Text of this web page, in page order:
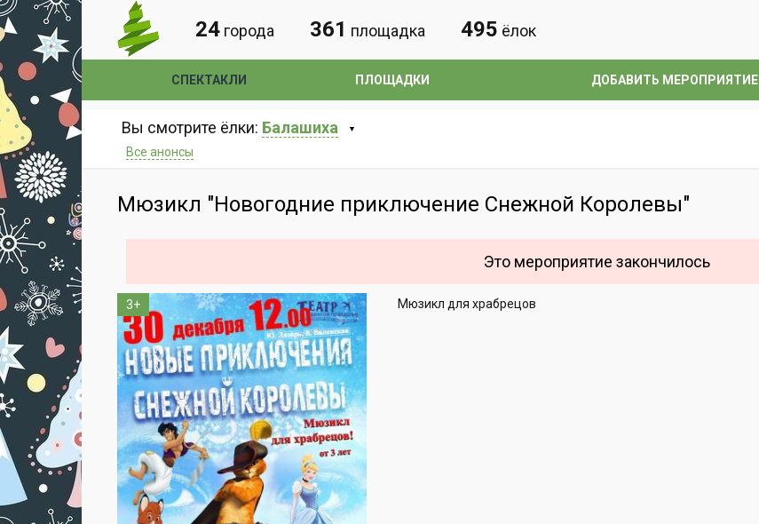
24 города 361 площадка 495 ёлок
СПЕКТАКЛИ ПЛОЩАДКИ ДОБАВИТЬ МЕРОПРИЯТИЕ
Вы смотрите ёлки: Балашиха
Все анонсы
Мюзикл "Новогодние приключение Снежной Королевы"
Это мероприятие закончилось
3+ Мюзикл для храбрецов